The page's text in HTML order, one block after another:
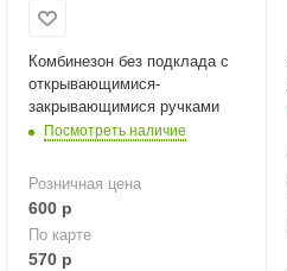
Комбинезон без подклада с
открывающимися-
закрывающимися ручками
Посмотреть наличие
Розничная цена
600 р
По карте
570 р